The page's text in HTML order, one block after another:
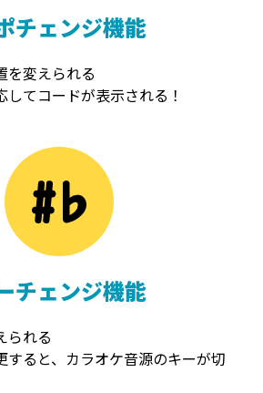
チェンジ機能
を変えられる
してコードが表示される！
チェンジ機能
られる
すると、カラオケ音源のキーが切